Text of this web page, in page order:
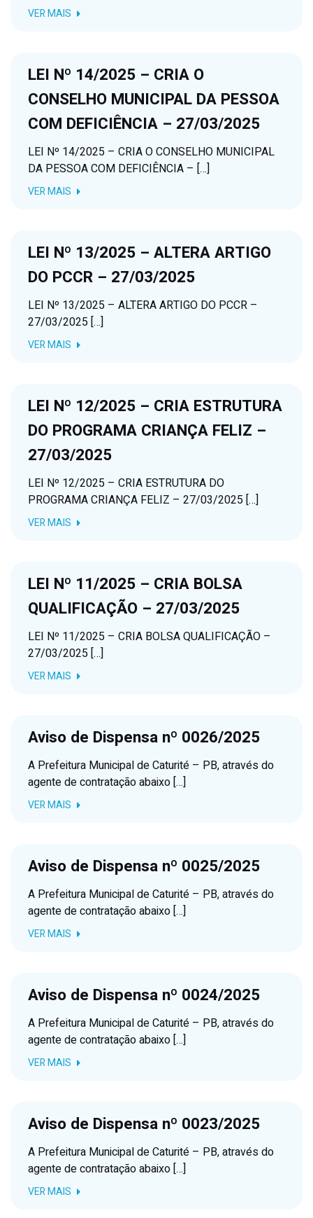
VER MAIS
LEI Nº 14/2025 – CRIA O
CONSELHO MUNICIPAL DA PESSOA
COM DEFICIÊNCIA – 27/03/2025
LEI Nº 14/2025 – CRIA O CONSELHO MUNICIPAL
DA PESSOA COM DEFICIÊNCIA – […]
VER MAIS
LEI Nº 13/2025 – ALTERA ARTIGO
DO PCCR – 27/03/2025
LEI Nº 13/2025 – ALTERA ARTIGO DO PCCR –
27/03/2025 […]
VER MAIS
LEI Nº 12/2025 – CRIA ESTRUTURA
DO PROGRAMA CRIANÇA FELIZ –
27/03/2025
LEI Nº 12/2025 – CRIA ESTRUTURA DO
PROGRAMA CRIANÇA FELIZ – 27/03/2025 […]
VER MAIS
LEI Nº 11/2025 – CRIA BOLSA
QUALIFICAÇÃO – 27/03/2025
LEI Nº 11/2025 – CRIA BOLSA QUALIFICAÇÃO –
27/03/2025 […]
VER MAIS
Aviso de Dispensa nº 0026/2025
A Prefeitura Municipal de Caturité – PB, através do
agente de contratação abaixo […]
VER MAIS
Aviso de Dispensa nº 0025/2025
A Prefeitura Municipal de Caturité – PB, através do
agente de contratação abaixo […]
VER MAIS
Aviso de Dispensa nº 0024/2025
A Prefeitura Municipal de Caturité – PB, através do
agente de contratação abaixo […]
VER MAIS
Aviso de Dispensa nº 0023/2025
A Prefeitura Municipal de Caturité – PB, através do
agente de contratação abaixo […]
VER MAIS